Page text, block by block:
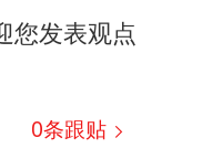
您发表观点
0条跟贴